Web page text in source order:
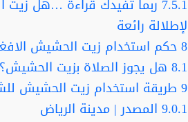
7.5.1
لإطلالة رائعة
8حكم استخدام زيت الحشيش
8.1 هل يجوز الصلاة بزيت الحشيش؟
9 طريقة استخدام زيت الحشيش
9.0.1 المصدر | مدينة الرياض